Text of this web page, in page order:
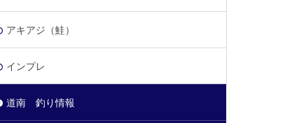
アキアジ（鮭）
インプレ
道南 釣り情報